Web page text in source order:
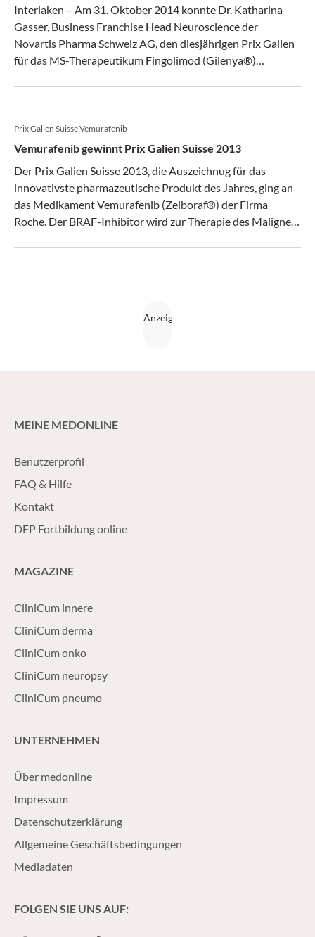
Interlaken – Am 31. Oktober 2014 konnte Dr. Katharina
Gasser, Business Franchise Head Neuroscience der
Novartis Pharma Schweiz AG, den diesjährigen Prix Galien
für das MS-Therapeutikum Fingolimod (Gilenya®)
Prix Galien Suisse Vemurafenib
Vemurafenib gewinnt Prix Galien Suisse 2013
Der Prix Galien Suisse 2013, die Auszeichnug für das
innovativste pharmazeutische Produkt des Jahres, ging an
das Medikament Vemurafenib (Zelboraf®) der Firma
Roche. Der BRAF-Inhibitor wird zur Therapie des Malignen
MEINE MEDONLINE
Benutzerprofil
FAQ & Hilfe
Kontakt
DFP Fortbildung online
MAGAZINE
CliniCum innere
CliniCum derma
CliniCum onko
CliniCum neuropsy
CliniCum pneumo
UNTERNEHMEN
Über medonline
Impressum
Datenschutzerklärung
Allgemeine Geschäftsbedingungen
Mediadaten
FOLGEN SIE UNS AUF: